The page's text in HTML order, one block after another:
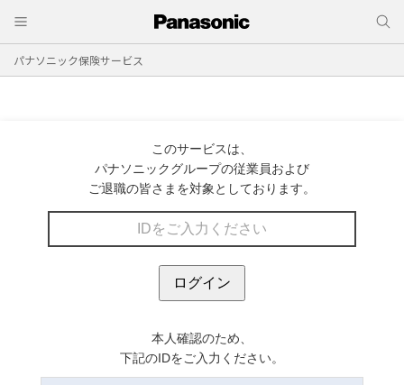
パナソニック保険サービス
このサービスは、
パナソニックグループの従業員および
ご退職の皆さまを対象としております。
本人確認のため、
下記のIDをご入力ください。